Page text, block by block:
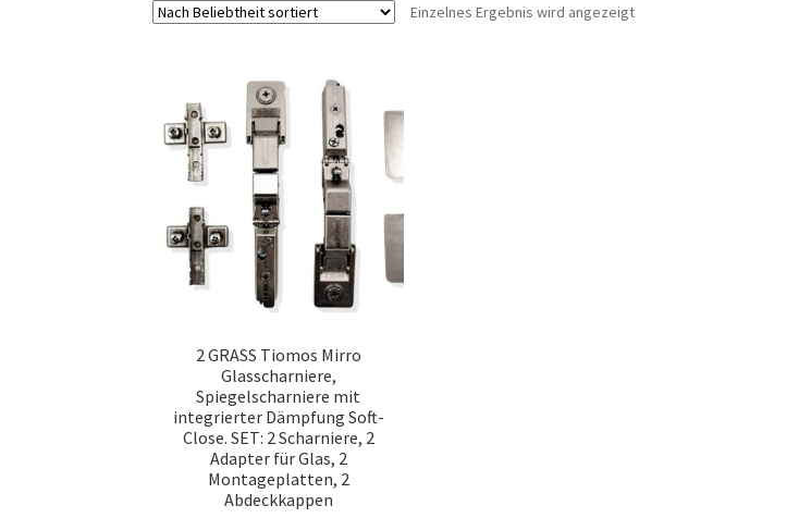
Einzelnes Ergebnis wird angezeigt
2 GRASS Tiomos Mirro
Glasscharniere,
Spiegelscharniere mit
integrierter Dämpfung Soft-
Close. SET: 2 Scharniere, 2
Adapter für Glas, 2
Montageplatten, 2
Abdeckkappen